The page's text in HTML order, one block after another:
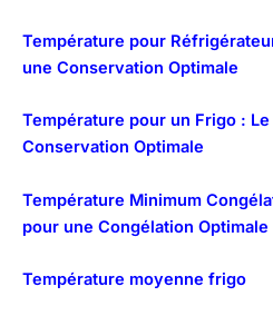
Température pour
une Conservation Optimale
Température pour un Frigo :
Conservation Optimale
Température Minimum
pour une Congélation Optimale
Température moyenne frigo